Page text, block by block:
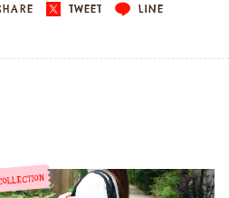
TWEET LINE